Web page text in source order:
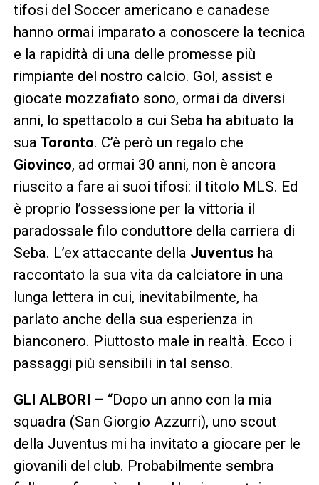
tifosi del Soccer americano e canadese
hanno ormai imparato a conoscere la tecnica
e la rapidità di una delle promesse più
rimpiante del nostro calcio. Gol, assist e
giocate mozzafiato sono, ormai da diversi
anni, lo spettacolo a cui Seba ha abituato la
sua Toronto. C’è però un regalo che
Giovinco, ad ormai 30 anni, non è ancora
riuscito a fare ai suoi tifosi: il titolo MLS. Ed
è proprio l’ossessione per la vittoria il
paradossale filo conduttore della carriera di
Seba. L’ex attaccante della Juventus ha
raccontato la sua vita da calciatore in una
lunga lettera in cui, inevitabilmente, ha
parlato anche della sua esperienza in
bianconero. Piuttosto male in realtà. Ecco i
passaggi più sensibili in tal senso.
GLI ALBORI – “Dopo un anno con la mia
squadra (San Giorgio Azzurri), uno scout
della Juventus mi ha invitato a giocare per le
giovanili del club. Probabilmente sembra